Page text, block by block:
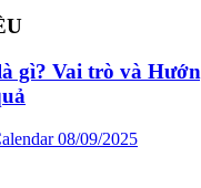
gì? Vai trò và
08/09/2025